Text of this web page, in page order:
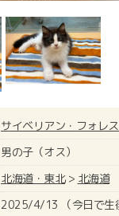
サイベリアン・フォレ
男の子（オス）
北海道・東北> 北海道
2025/4/13 （今日で生